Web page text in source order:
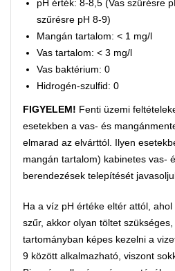
pH érték: 8-8,5 (Vas szűrésre
szűrésre pH 8-9)
Mangán tartalom: < 1 mg/l
Vas tartalom: < 3 mg/l
Vas baktérium: 0
Hidrogén-szulfid: 0
FIGYELEM! Fenti üzemi
esetekben a vas- és
elmarad az elvárttól. Ilyen
mangán tartalom) kabinetes vas-
berendezések telepítését
Ha a víz pH értéke eltér attól,
szűr, akkor olyan töltet
tartományban képes kezelni a
9 között alkalmazható, viszont